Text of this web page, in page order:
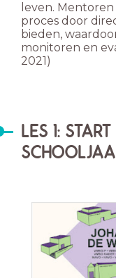
leven.
proces door
bieden,
monitoren en
2021)
LES 1: START